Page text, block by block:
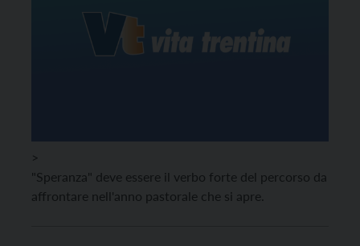
>
"Speranza" deve essere il verbo forte del percorso da
affrontare nell'anno pastorale che si apre.